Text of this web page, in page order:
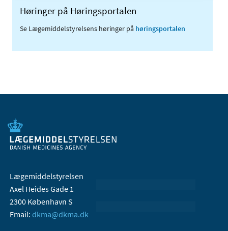
Høringer på Høringsportalen
Se Lægemiddelstyrelsens høringer på høringsportalen
Lægemiddelstyrelsen
Axel Heides Gade 1
2300 København S
Email: dkma@dkma.dk